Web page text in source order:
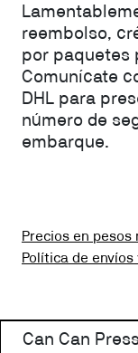
reembolso,
por paquetes
Comunícate
DHL para
número de
embarque.
Precios en pesos
Política de
Can Can